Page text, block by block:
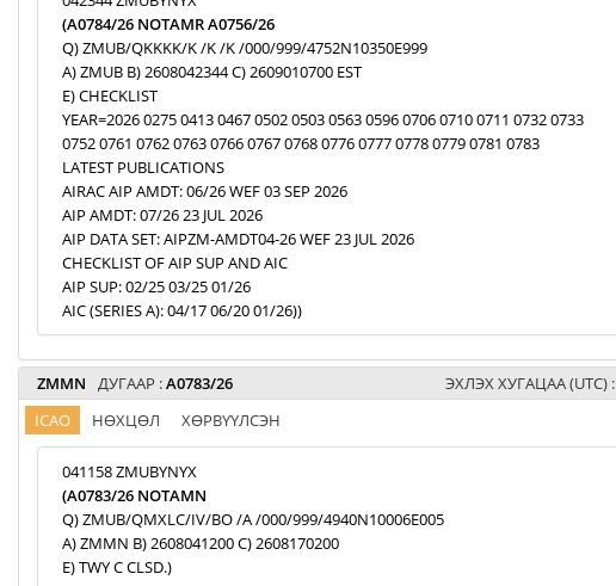
(A0784/26 NOTAMR A0756/26
Q) ZMUB/QKKKK/K /K /K /000/999/4752N10350E999
A) ZMUB B) 2608042344 C) 2609010700 EST
E) CHECKLIST
YEAR=2026 0275 0413 0467 0502 0503 0563 0596 0706 0710 0711 0732 0733
0752 0761 0762 0763 0766 0767 0768 0776 0777 0778 0779 0781 0783
LATEST PUBLICATIONS
AIRAC AIP AMDT: 06/26 WEF 03 SEP 2026
AIP AMDT: 07/26 23 JUL 2026
AIP DATA SET: AIPZM-AMDT04-26 WEF 23 JUL 2026
CHECKLIST OF AIP SUP AND AIC
AIP SUP: 02/25 03/25 01/26
AIC (SERIES A): 04/17 06/20 01/26))
ZMMN ДУГААР :A0783/26 ЭХЛЭХ ХУГАЦАА (UTC) :
ICAO НӨХЦӨЛ ХӨРВҮҮЛСЭН
041158 ZMUBYNYX
(A0783/26 NOTAMN
Q) ZMUB/QMXLC/IV/BO /A /000/999/4940N10006E005
A) ZMMN B) 2608041200 C) 2608170200
E) TWY C CLSD.)